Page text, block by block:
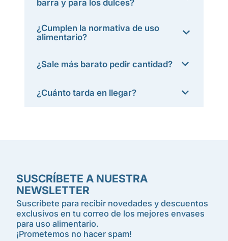
barra y para los dulces?
¿Cumplen la normativa de uso
alimentario?
¿Sale más barato pedir cantidad?
¿Cuánto tarda en llegar?
SUSCRÍBETE A NUESTRA
NEWSLETTER
Suscríbete para recibir novedades y descuentos
exclusivos en tu correo de los mejores envases
para uso alimentario.
¡Prometemos no hacer spam!